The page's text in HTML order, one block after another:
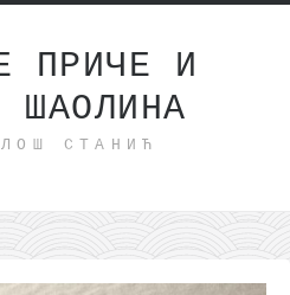
ПРИЧЕ И
ШАОЛИНА
СТАНИЋ